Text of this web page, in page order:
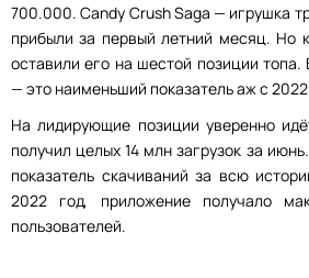
700.000. Candy Crush Saga — игрушка
прибыли за первый летний месяц. Но
оставили его на шестой позиции топа.
— это наименьший показатель аж с
На лидирующие позиции уверенно
получил целых 14 млн загрузок за
показатель скачиваний за всю
2022 год, приложение получало
пользователей.